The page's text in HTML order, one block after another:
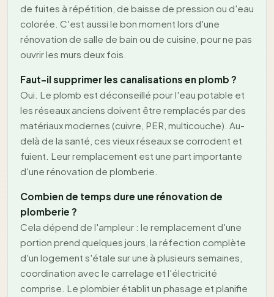
de fuites à répétition, de baisse de pression ou d'eau
colorée. C'est aussi le bon moment lors d'une
rénovation de salle de bain ou de cuisine, pour ne pas
ouvrir les murs deux fois.
Faut-il supprimer les canalisations en plomb ?
Oui. Le plomb est déconseillé pour l'eau potable et
les réseaux anciens doivent être remplacés par des
matériaux modernes (cuivre, PER, multicouche). Au-
delà de la santé, ces vieux réseaux se corrodent et
fuient. Leur remplacement est une part importante
d'une rénovation de plomberie.
Combien de temps dure une rénovation de
plomberie ?
Cela dépend de l'ampleur : le remplacement d'une
portion prend quelques jours, la réfection complète
d'un logement s'étale sur une à plusieurs semaines,
coordination avec le carrelage et l'électricité
comprise. Le plombier établit un phasage et planifie